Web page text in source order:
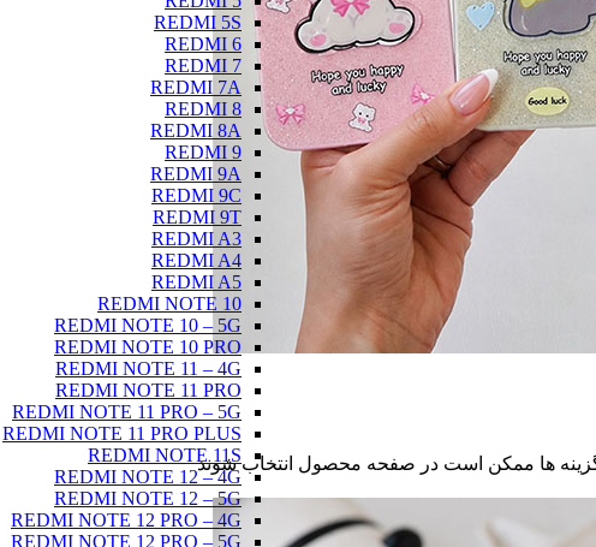
REDMI 5S
REDMI 6
REDMI 7
REDMI 7A
REDMI 8
REDMI 8A
REDMI 9
REDMI 9A
REDMI 9C
REDMI 9T
REDMI A3
REDMI A4
REDMI A5
REDMI NOTE 10
REDMI NOTE 10 – 5G
REDMI NOTE 10 PRO
REDMI NOTE 11 – 4G
REDMI NOTE 11 PRO
REDMI NOTE 11 PRO – 5G
REDMI NOTE 11 PRO PLUS
REDMI NOTE 11S
REDMI NOTE 12 – 4G
REDMI NOTE 12 – 5G
REDMI NOTE 12 PRO – 4G
REDMI NOTE 12 PRO – 5G
ها ممکن است در صفحه محصول انتخاب شوند